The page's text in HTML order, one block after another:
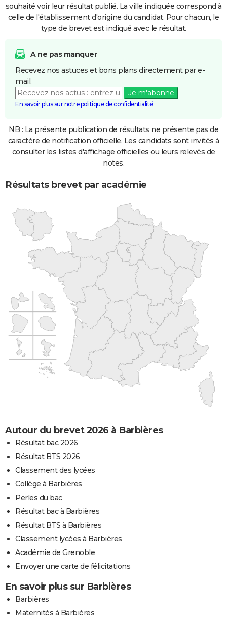
souhaité voir leur résultat publié. La ville indiquée correspond à
celle de l'établissement d'origine du candidat. Pour chacun, le
type de brevet est indiqué avec le résultat.
A ne pas manquer
Recevez nos astuces et bons plans directement par e-
mail.
Je m'abonne
En savoir plus sur notre politique de confidentialité
NB : La présente publication de résultats ne présente pas de
caractère de notification officielle. Les candidats sont invités à
consulter les listes d'affichage officielles ou leurs relevés de
notes.
Résultats brevet par académie
Autour du brevet 2026 à Barbières
Résultat bac 2026
Résultat BTS 2026
Classement des lycées
Collège à Barbières
Perles du bac
Résultat bac à Barbières
Résultat BTS à Barbières
Classement lycées à Barbières
Académie de Grenoble
Envoyer une carte de félicitations
En savoir plus sur Barbières
Barbières
Maternités à Barbières